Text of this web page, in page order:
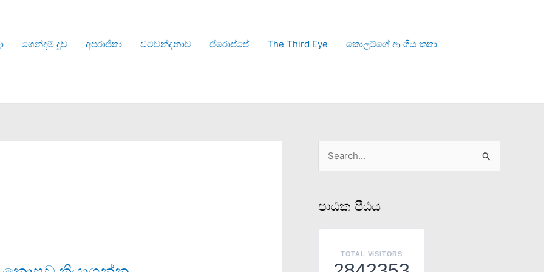
ගෙන්දම් දූව අපරාජිතා වටවන්දනාව ඒරොප්පේ The Third Eye
කොලට්ගේ ආ ගිය කතා
r
c
පාඨක පීඨය
TOTAL VISITORS